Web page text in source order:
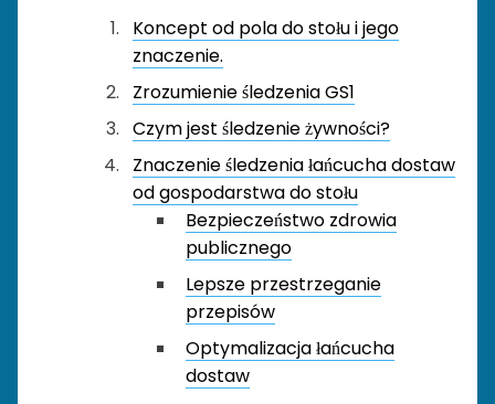
Koncept od pola do stołu i jego
znaczenie.
Zrozumienie śledzenia GS1
Czym jest śledzenie żywności?
Znaczenie śledzenia łańcucha dostaw
od gospodarstwa do stołu
Bezpieczeństwo zdrowia
publicznego
Lepsze przestrzeganie
przepisów
Optymalizacja łańcucha
dostaw